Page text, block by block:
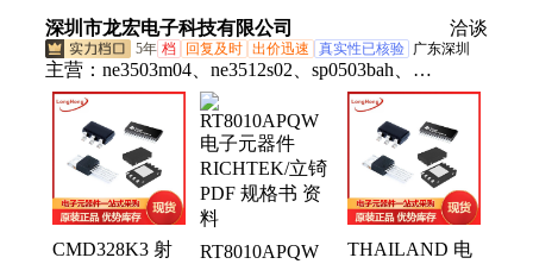
24+
NA 批次24+射
频放大器
SOP16 批次21+
深圳市龙宏电子科技有限公司 洽谈
5年 档 回复及时 出价迅速 真实性已核验 广东深圳
主营： ne3503m04、ne3512s02、sp0503bah、
iso1044bd、lt8410edc、保险丝、比较器、b02p-vl-r、
ase5s4010、触发器、解码器、thvd1500d、
thvd1451d、sy8032abc、hip2100ib、opa4172id、连接
器、mx1a-11nw、lshd-7501、ths4531id、二极管、
hsmm-c170、tps22914b、lf353dre4、装原封
CMD328K3 射
RT8010APQW
THAILAND 电